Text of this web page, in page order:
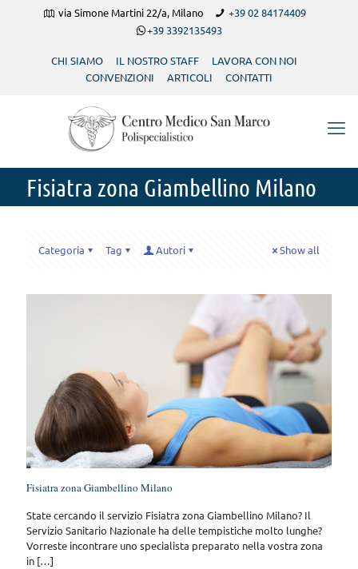
via Simone Martini 22/a, Milano
+39 02 84174409
+39 3392135493
CHI SIAMO IL NOSTRO STAFF
LAVORA CON NOI
CONVENZIONI
ARTICOLI CONTATTI
Fisiatra zona Giambellino Milano
Categoria Tag Autori Show all
Fisiatra zona Giambellino Milano
State cercando il servizio Fisiatra zona Giambellino Milano? Il
Servizio Sanitario Nazionale ha delle tempistiche molto lunghe?
Vorreste incontrare uno specialista preparato nella vostra zona
in […]